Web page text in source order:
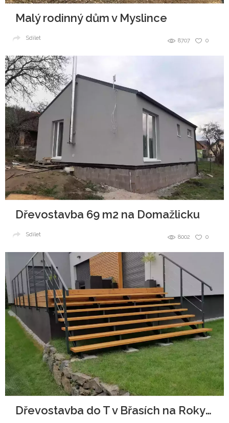
Malý rodinný dům v Myslince
0
8707
Sdílet
Dřevostavba 69 m2 na Domažlicku
0
8002
Sdílet
Dřevostavba do T v Břasích na Rokycansku